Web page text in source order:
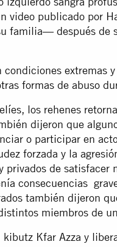
video publicado por
familia— después de
extremas
formas de abuso
los rehenes
dijeron que
o participar en
forzada y la
de satisfacer
consecuencias
también dijeron
miembros de
Kfar Azza y